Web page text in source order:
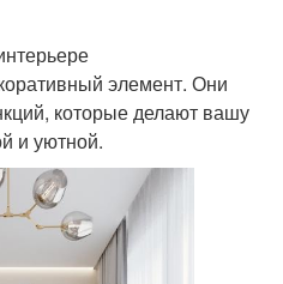
элемент. Они
которые делают вашу
и уютной.